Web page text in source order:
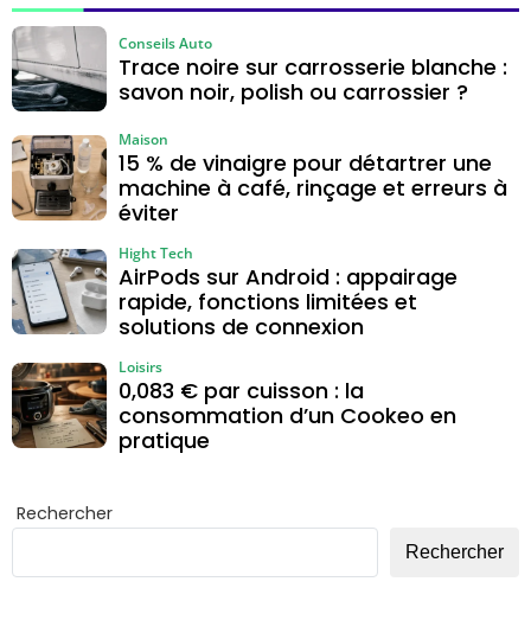
Trace noire sur carrosserie blanche :
savon noir, polish ou carrossier ?
Conseils Auto
15 % de vinaigre pour détartrer une
machine à café, rinçage et erreurs à
éviter
Maison
AirPods sur Android : appairage
rapide, fonctions limitées et
solutions de connexion
Hight Tech
0,083 € par cuisson : la
consommation d’un Cookeo en
pratique
Loisirs
Rechercher
Rechercher